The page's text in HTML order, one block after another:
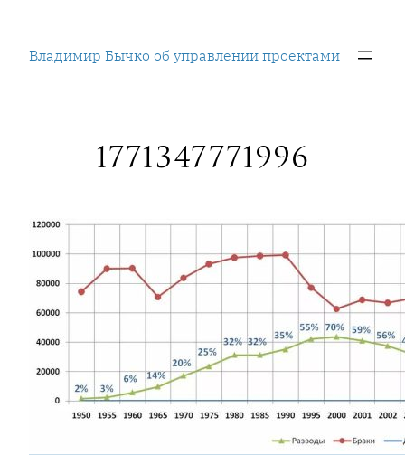
содержимому
Владимир Бычко об управлении проектами
1771347771996